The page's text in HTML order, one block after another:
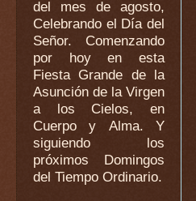
del mes de agosto,
Celebrando el Día del
Señor. Comenzando
por hoy en esta
Fiesta Grande de la
Asunción de la Virgen
a los Cielos, en
Cuerpo y Alma. Y
siguiendo los
próximos Domingos
del Tiempo Ordinario.